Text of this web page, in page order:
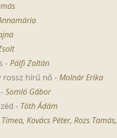
- Pálfi Zoltán
rossz hírű nő - Molnár Erika
- Somló Gábor
- Tóth Ádám
, Kovács Péter, Rozs Tamás,